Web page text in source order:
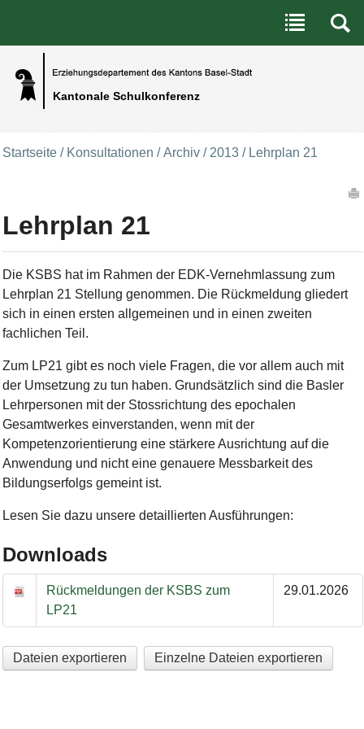
Kantonale Schulkonferenz
Benutzerspezifische Werkzeuge
Direkt zum Inhalt|Direkt zur Navigation
Startseite / Konsultationen /Archiv / 2013 / Lehrplan 21
Lehrplan 21
Die KSBS hat im Rahmen der EDK-Vernehmlassung zum
Lehrplan 21 Stellung genommen. Die Rückmeldung gliedert
sich in einen ersten allgemeinen und in einen zweiten
fachlichen Teil.
Zum LP21 gibt es noch viele Fragen, die vor allem auch mit
der Umsetzung zu tun haben. Grundsätzlich sind die Basler
Lehrpersonen mit der Stossrichtung des epochalen
Gesamtwerkes einverstanden, wenn mit der
Kompetenzorientierung eine stärkere Ausrichtung auf die
Anwendung und nicht eine genauere Messbarkeit des
Bildungserfolgs gemeint ist.
Lesen Sie dazu unsere detaillierten Ausführungen:
Downloads
Downloads
Rückmeldungen der KSBS zum
LP21
29.01.2026
Dateien exportieren Einzelne Dateien exportieren